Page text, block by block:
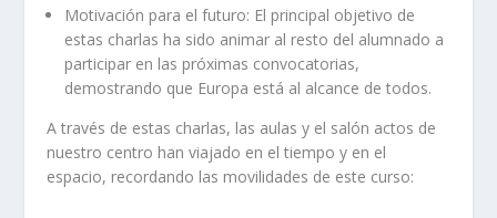
Motivación para el futuro: El principal objetivo de
estas charlas ha sido animar al resto del alumnado a
participar en las próximas convocatorias,
demostrando que Europa está al alcance de todos.
A través de estas charlas, las aulas y el salón actos de
nuestro centro han viajado en el tiempo y en el
espacio, recordando las movilidades de este curso: